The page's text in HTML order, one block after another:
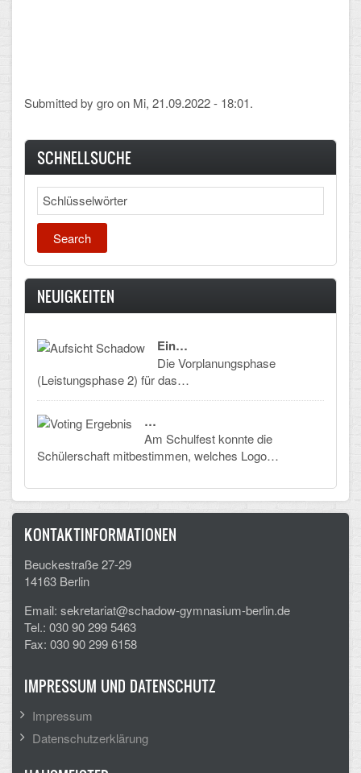
Submitted by groon Mi, 21.09.2022 - 18:01.
SCHNELLSUCHE
Search
NEUIGKEITEN
Ein…
Die Vorplanungsphase
(Leistungsphase 2) für das…
…
Am Schulfest konnte die
Schülerschaft mitbestimmen, welches Logo…
KONTAKTINFORMATIONEN
Beuckestraße 27-29
14163 Berlin
Email: sekretariat@schadow-gymnasium-berlin.de
Tel.: 030 90 299 5463
Fax: 030 90 299 6158
IMPRESSUM UND DATENSCHUTZ
Impressum
Datenschutzerklärung